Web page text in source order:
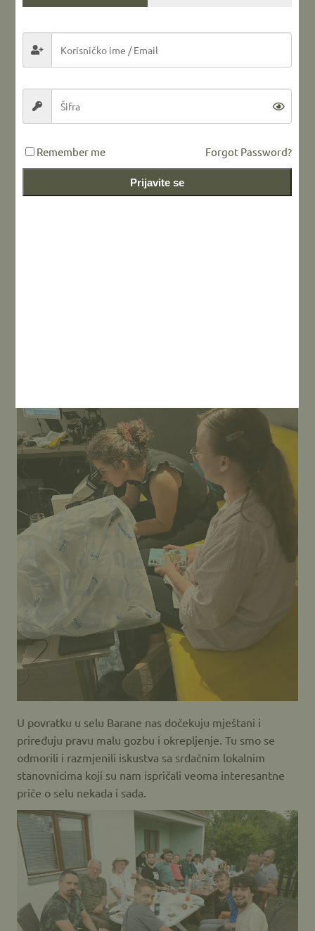
U povratku u selu Barane nas dočekuju mještani i
priređuju pravu malu gozbu i okrepljenje. Tu smo se
odmorili i razmjenili iskustva sa srdačnim lokalnim
stanovnicima koji su nam ispričali veoma interesantne
priče o selu nekada i sada.
Remember me Forgot Password?
Prijavite se